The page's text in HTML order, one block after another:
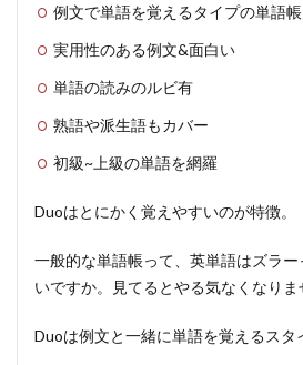
例文で単語を覚えるタイプの単語帳
実用性のある例文&面白い
単語の読みのルビ有
熟語や派生語もカバー
初級~上級の単語を網羅
Duoはとにかく覚えやすいのが特徴。
一般的な単語帳って、英単語はズラ
いですか。見てるとやる気なくなり
Duoは例文と一緒に単語を覚えるスタ